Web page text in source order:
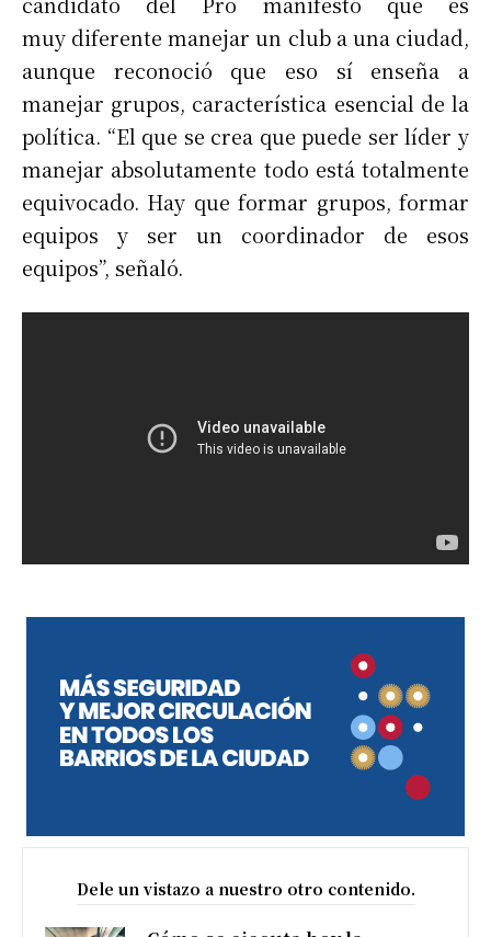
muy diferente manejar un club a una ciudad,
aunque reconoció que eso sí enseña a
manejar grupos, característica esencial de la
política. “El que se crea que puede ser líder y
manejar absolutamente todo está totalmente
equivocado. Hay que formar grupos, formar
equipos y ser un coordinador de esos
equipos”, señaló.
Dele un vistazo a nuestro otro contenido.